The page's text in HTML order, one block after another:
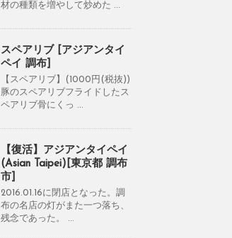
材の種類を増やして炒めた ...
スペアリブ [アジアンタイ
ペイ 調布]
【スペアリブ】(1000円(税抜))
豚のスペアリブフライドしたス
ペアリブ骨にくっ ...
【復活】アジアンタイペイ
(Asian Taipei)[東京都 調布
市]
2016.01.16に閉店となった。調
布の名店の灯がまた一つ落ち、
残念であった。 ...